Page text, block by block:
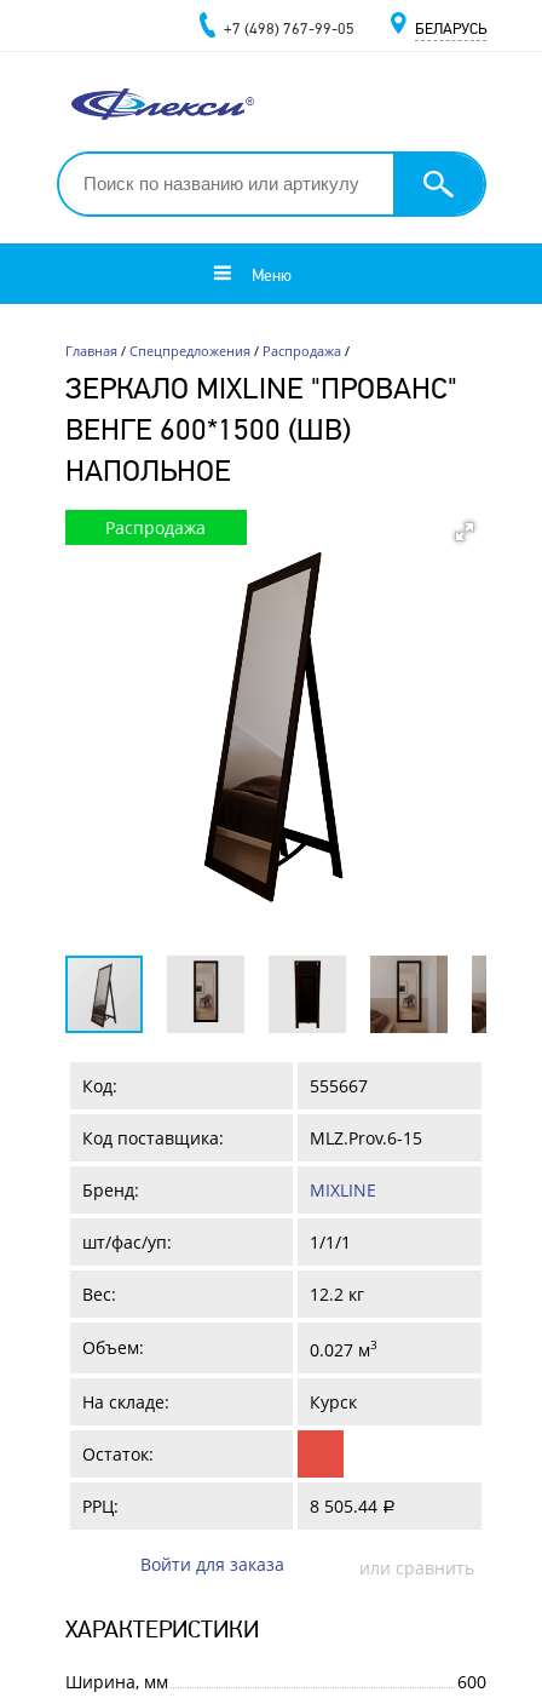
+7 (498) 767-99-05 БЕЛАРУСЬ
Меню
Главная/ Спецпредложения/ Распродажа/
ЗЕРКАЛО MIXLINE "ПРОВАНС"
ВЕНГЕ 600*1500 (ШВ)
НАПОЛЬНОЕ
Распродажа
Код: 555667
Код поставщика: MLZ.Prov.6-15
Бренд: MIXLINE
шт/фас/уп: 1/1/1
Вес: 12.2 кг
Объем: 0.027 м3
На складе: Курск
Остаток:
РРЦ: 8 505.44 a
Войти для заказа или сравнить
ХАРАКТЕРИСТИКИ
Ширина, мм
600